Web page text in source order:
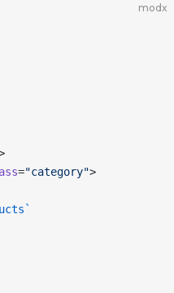
modx
="category">